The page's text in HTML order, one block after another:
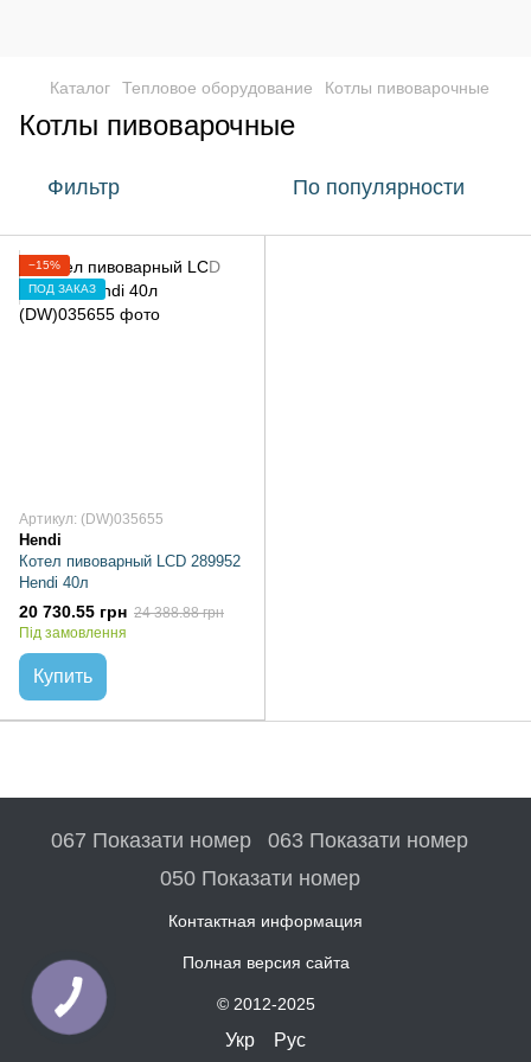
Каталог Тепловое оборудование Котлы пивоварочные
Котлы пивоварочные
Фильтр По популярности
−15%
ПОД ЗАКАЗ
Артикул: (DW)035655
Hendi
Котел пивоварный LCD 289952
Hendi 40л
20 730.55 грн 24 388.88 грн
Під замовлення
Купить
067 Показати номер
063 Показати номер
050 Показати номер
Контактная информация
Полная версия сайта
© 2012-2025
Укр Рус